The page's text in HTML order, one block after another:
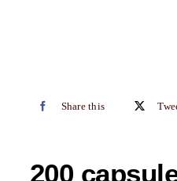
Share this
200